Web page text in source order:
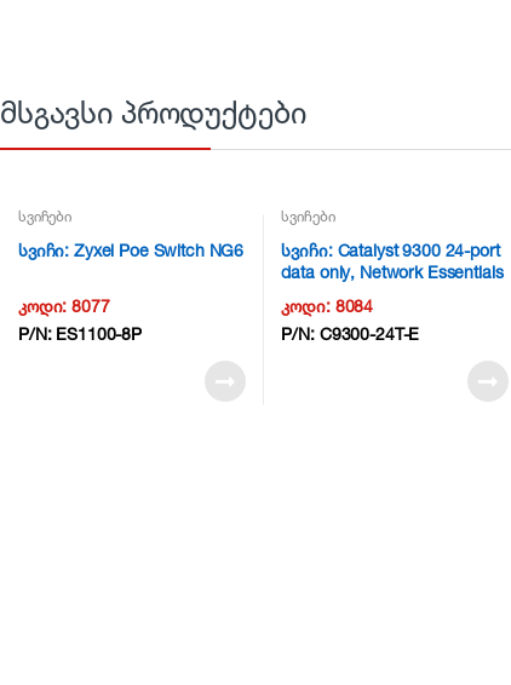
მსგავსი პროდუქტები
სვიჩები
სვიჩი: Zyxel Poe Switch NG6
კოდი:8077
P/N: ES1100-8P
სვიჩები
სვიჩი: Catalyst 9300 24-port
data only, Network Essentials
კოდი: 8084
P/N: C9300-24T-E